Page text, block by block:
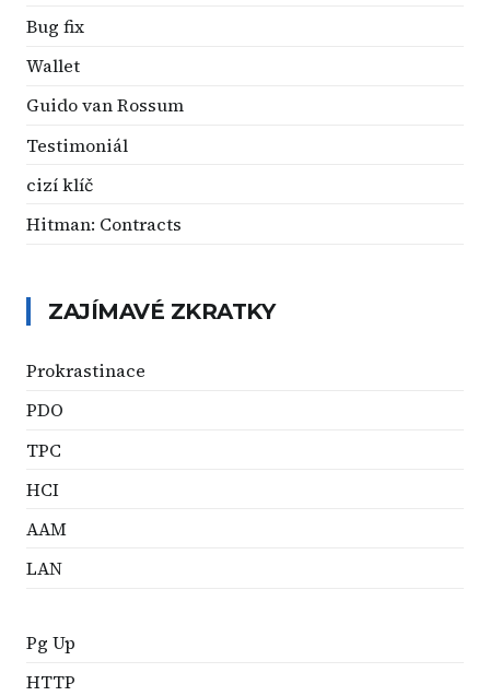
Bug fix
Wallet
Guido van Rossum
Testimoniál
cizí klíč
Hitman: Contracts
ZAJÍMAVÉ ZKRATKY
Prokrastinace
PDO
TPC
HCI
AAM
LAN
Pg Up
HTTP